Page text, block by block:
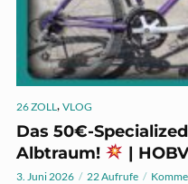
26 ZOLL , VLOG
Das 50€-
Albtraum!
|
3. Juni 2026 22 Aufrufe